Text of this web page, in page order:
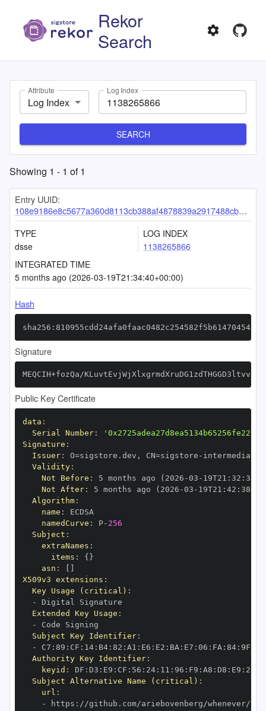
Rekor
Search
Attribute
Log Index
Log Index
SEARCH
Showing 1 - 1 of1
Entry UUID:
108e9186e8c5677a360d8113cb388af4878839a2917488cb9af53feb087df2e183da5214c4616f56
TYPE
dsse
LOG INDEX
1138265866
INTEGRATED TIME
5 months ago (2026-03-19T21:34:40+00:00)
Hash
Signature
MEQCIH+fozQa/
Public Key Certificate
data :
Serial Number:
Signature :
Issuer: O=sigstore.dev , CN=sigstore -
Validity:
Not Before : 5 months ago (2026 -03 - 19T21 : 32 :
Not After: 5 months ago (2026 -03 - 19T21 : 42 : 38+00
Algorithm:
name :
namedCurve : P- 256
Subject :
extraNames :
items : { }
asn :
X509v3 extensions :
Key Usage (critical) :
-
Extended Key Usage :
-
Subject Key Identifier:
-
C7 : 89 : CF : 14: B4: 82 : A1 : E6 : E2 : BA : E7 : 06 : FA : 84: 9F
Authority Key Identifier:
keyid : DF : D3 : E9 : CF : 56 : 24: 11 : 96 : F9 : A8 : D8 : E9 : 28
Subject Alternative Name (critical) :
url :
-
https :